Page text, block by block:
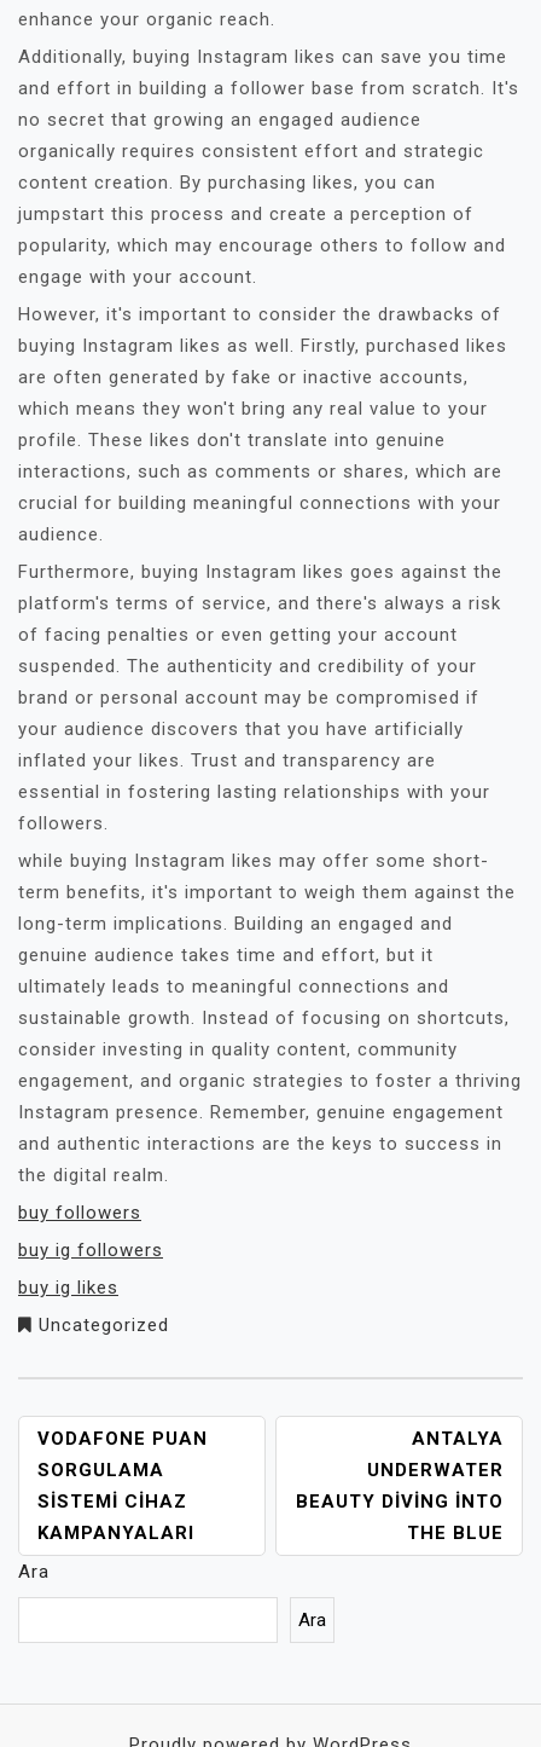
enhance your organic reach.
Additionally, buying Instagram likes can save you time
and effort in building a follower base from scratch. It's
no secret that growing an engaged audience
organically requires consistent effort and strategic
content creation. By purchasing likes, you can
jumpstart this process and create a perception of
popularity, which may encourage others to follow and
engage with your account.
However, it's important to consider the drawbacks of
buying Instagram likes as well. Firstly, purchased likes
are often generated by fake or inactive accounts,
which means they won't bring any real value to your
profile. These likes don't translate into genuine
interactions, such as comments or shares, which are
crucial for building meaningful connections with your
audience.
Furthermore, buying Instagram likes goes against the
platform's terms of service, and there's always a risk
of facing penalties or even getting your account
suspended. The authenticity and credibility of your
brand or personal account may be compromised if
your audience discovers that you have artificially
inflated your likes. Trust and transparency are
essential in fostering lasting relationships with your
followers.
while buying Instagram likes may offer some short-
term benefits, it's important to weigh them against the
long-term implications. Building an engaged and
genuine audience takes time and effort, but it
ultimately leads to meaningful connections and
sustainable growth. Instead of focusing on shortcuts,
consider investing in quality content, community
engagement, and organic strategies to foster a thriving
Instagram presence. Remember, genuine engagement
and authentic interactions are the keys to success in
the digital realm.
buy followers
buy ig followers
buy ig likes
Uncategorized
YAZI
GEZINMESI
VODAFONE PUAN
SORGULAMA
SISTEMI CIHAZ
KAMPANYALARI
ANTALYA
UNDERWATER
BEAUTY DIVING INTO
THE BLUE
Ara
Ara